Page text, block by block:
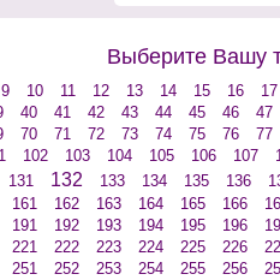
Выберите Вашу
9 10 11 12 13 14 15 16 17
40 41 42 43 44 45 46 47
70 71 72 73 74 75 76 77
102 103 104 105 106 107
131 132 133 134 135 136
161 162 163 164 165 166
191 192 193 194 195 196
221 222 223 224 225 226
251 252 253 254 255 256